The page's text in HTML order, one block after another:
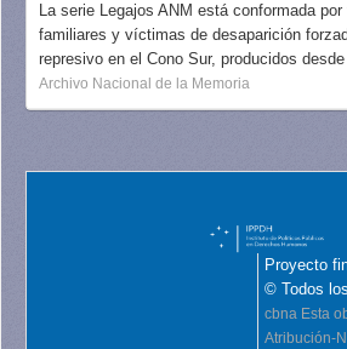
La serie Legajos ANM está conformada
familiares y víctimas de desaparición
represivo en el Cono Sur, producidos
Archivo Nacional de la Memoria
Proyecto
© Todos
cbna Esta
Atribución-